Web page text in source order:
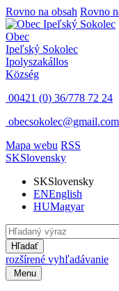
Rovno na obsah Rovno
Obec
Ipeľský Sokolec
Ipolyszakállos
Község
00421 (0) 36/778 72 24
obecsokolec@gmail.com
Mapa webu RSS
SKSlovensky
SKSlovensky
ENEnglish
HUMagyar
Hľadať
rozšírené vyhľadávanie
Menu